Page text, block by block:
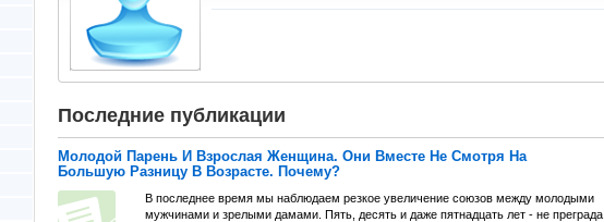
Последние публикации
Молодой Парень И Взрослая Женщина. Они Вместе Не Смотря На
Большую Разницу В Возрасте. Почему?
В последнее время мы наблюдаем резкое увеличение союзов между молодыми
мужчинами и зрелыми дамами. Пять, десять и даже пятнадцать лет - не преграда.